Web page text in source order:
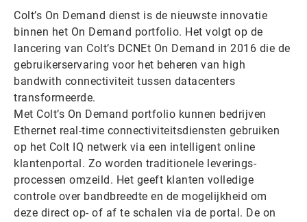
Colt’s On Demand dienst is de nieuwste innovatie
binnen het On Demand portfolio. Het volgt op de
lancering van Colt’s DCNEt On Demand in 2016 die de
gebruikerservaring voor het beheren van high
bandwith connectiviteit tussen datacenters
transformeerde.
Met Colt’s On Demand portfolio kunnen bedrijven
Ethernet real-time connectiviteitsdiensten gebruiken
op het Colt IQ netwerk via een intelligent online
klantenportal. Zo worden traditionele leverings-
processen omzeild. Het geeft klanten volledige
controle over bandbreedte en de mogelijkheid om
deze direct op- of af te schalen via de portal. De on